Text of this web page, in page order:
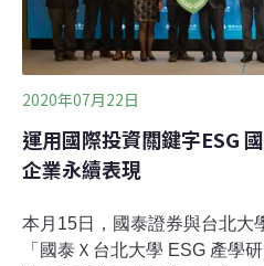
Inves
2020年07月22日
運用國際投資關鍵字ESG
企業永續表現
本月15日，國泰證券與台北大
「國泰Ｘ台北大學 ESG 產學